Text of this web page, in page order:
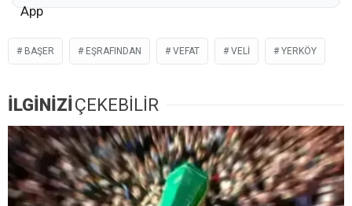
BAŞER EŞRAFINDAN VEFAT VELI YERKÖY
İLGİNİZİÇEKEBİLİR